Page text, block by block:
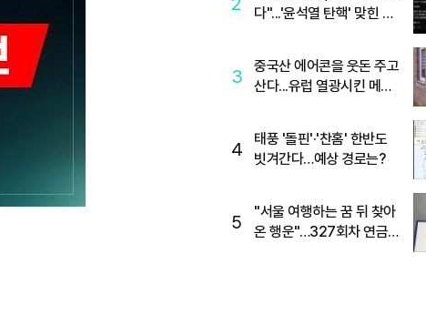
대
다"...'윤석열 탄핵' 맞힌 무
3
중국산 에어콘을 웃돈 주고
산다...유럽 열광시킨 메이
4
태풍 '돌핀'·'찬홈' 한반도
빗겨간다…예상 경로는?
5
"서울 여행하는 꿈 뒤 찾아
온 행운"…327회차 연금